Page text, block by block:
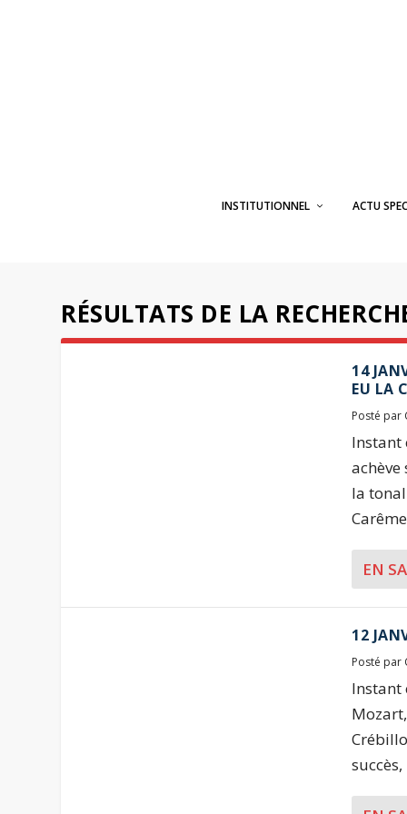
INSTITUTIONNEL ACTU
RÉSULTATS DE LA
14
EU LA
Posté par
Instant
achève
la
EN
12
Posté par
Instant